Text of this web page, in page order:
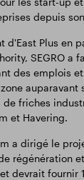
depuis
d'East Plus en
SEGRO a
des emplois
auparavant
friches
et Havering.
a dirigé le
régénération
devrait fournir